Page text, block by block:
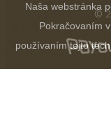
Naša webstránka
Pokračovaním
používaním tejto
©